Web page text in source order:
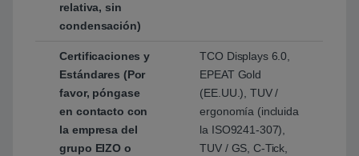
relativa, sin
condensación)
Certificaciones y
Estándares (Por
favor, póngase
en contacto con
la empresa del
grupo EIZO o
TCO Displays 6.0,
EPEAT Gold
(EE.UU.), TUV /
ergonomía (incluida
la ISO9241-307),
TUV / GS, C-Tick,